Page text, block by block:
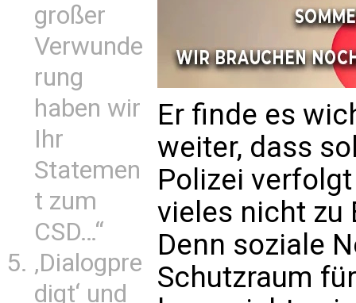
großer
Verwunde
rung
haben wir
Ihr
Statemen
t zum
CSD…“
‚Dialogpre
digt‘ und
Er finde es
weiter, dass
Polizei
vieles nicht zu
Denn soziale
Schutzraum